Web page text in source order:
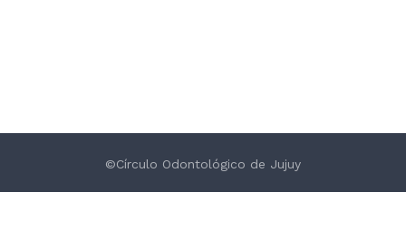
©Círculo Odontológico de Jujuy